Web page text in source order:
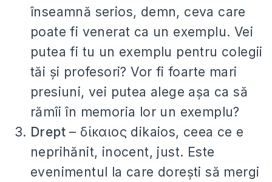
înseamnă serios, demn, ceva care
poate fi venerat ca un exemplu. Vei
putea fi tu un exemplu pentru colegii
tăi și profesori? Vor fi foarte mari
presiuni, vei putea alege așa ca să
rămîi în memoria lor un exemplu?
Drept – δίκαιος dikaios, ceea ce e
neprihănit, inocent, just. Este
evenimentul la care dorești să mergi